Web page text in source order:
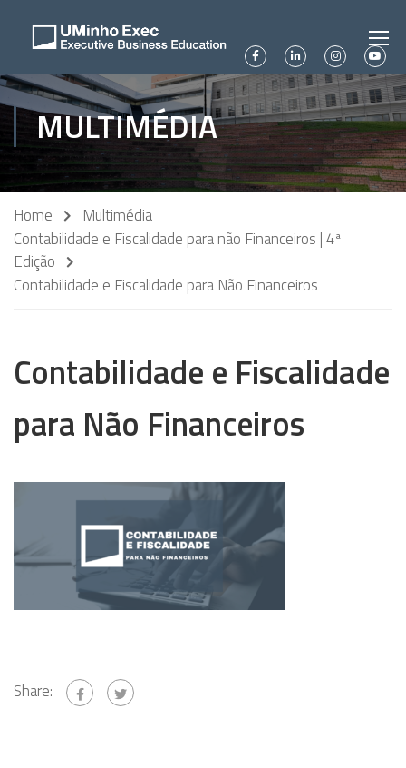
MULTIMÉDIA
Home
Multimédia
Contabilidade e Fiscalidade para não Financeiros | 4ª
Edição
Contabilidade e Fiscalidade para Não Financeiros
Contabilidade e Fiscalidade
para Não Financeiros
Share: